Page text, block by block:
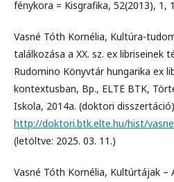
fénykora = Kisgrafika, 52(2013), 1,
Vasné Tóth Kornélia, Kultúra-
találkozása a XX. sz. ex libriseinek
Rudomino Könyvtár hungarika ex
kontextusban, Bp., ELTE BTK,
Iskola, 2014a. (doktori
http://doktori.btk.elte.hu/hist/
(letöltve: 2025. 03. 11.)
Vasné Tóth Kornélia, Kultúrtájak –